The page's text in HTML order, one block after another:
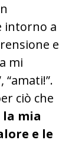
intorno a
e
mi
“amati!”.
ciò che
mia
e le